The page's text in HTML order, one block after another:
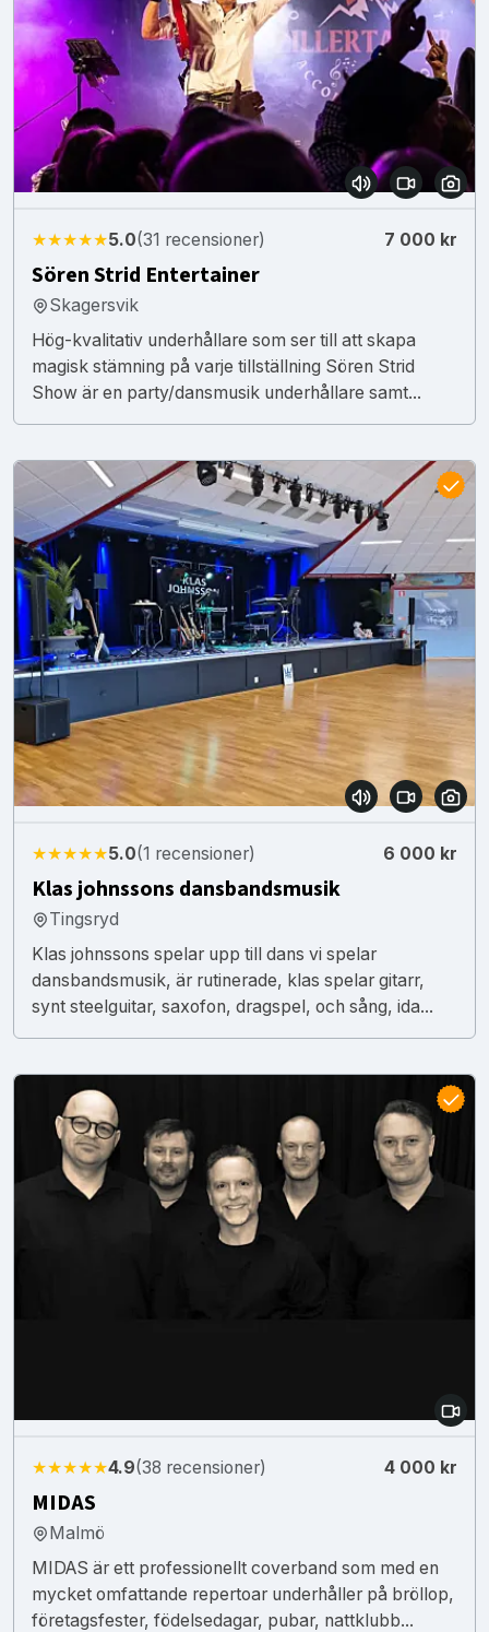
★★★★★5.0(31 recensioner) 7 000 kr
Sören Strid Entertainer
Skagersvik
Hög-kvalitativ underhållare som ser till att skapa
magisk stämning på varje tillställning Sören Strid
Show är en party/dansmusik underhållare samt...
★★★★★5.0(1 recensioner) 6 000 kr
Klas johnssons dansbandsmusik
Tingsryd
Klas johnssons spelar upp till dans vi spelar
dansbandsmusik, är rutinerade, klas spelar gitarr,
synt steelguitar, saxofon, dragspel, och sång, ida...
★★★★★4.9(38 recensioner) 4 000 kr
MIDAS
Malmö
MIDAS är ett professionellt coverband som med en
mycket omfattande repertoar underhåller på bröllop,
företagsfester, födelsedagar, pubar, nattklubb...